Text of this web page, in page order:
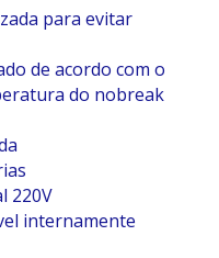
para evitar
de acordo com o
do nobreak
220V
internamente